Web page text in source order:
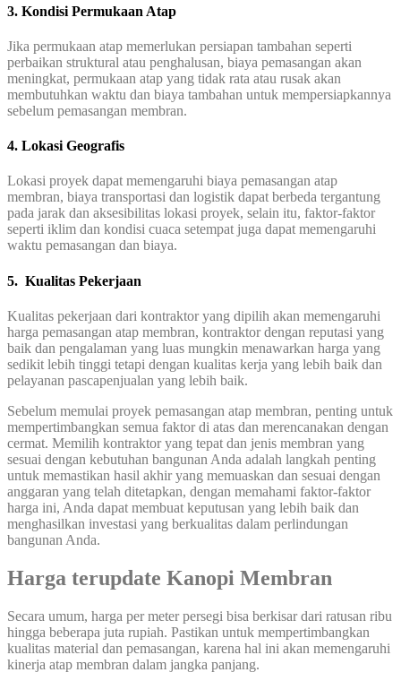
3. Kondisi Permukaan Atap
Jika permukaan atap memerlukan persiapan tambahan seperti
perbaikan struktural atau penghalusan, biaya pemasangan akan
meningkat, permukaan atap yang tidak rata atau rusak akan
membutuhkan waktu dan biaya tambahan untuk mempersiapkannya
sebelum pemasangan membran.
4. Lokasi Geografis
Lokasi proyek dapat memengaruhi biaya pemasangan atap
membran, biaya transportasi dan logistik dapat berbeda tergantung
pada jarak dan aksesibilitas lokasi proyek, selain itu, faktor-faktor
seperti iklim dan kondisi cuaca setempat juga dapat memengaruhi
waktu pemasangan dan biaya.
5. Kualitas Pekerjaan
Kualitas pekerjaan dari kontraktor yang dipilih akan memengaruhi
harga pemasangan atap membran, kontraktor dengan reputasi yang
baik dan pengalaman yang luas mungkin menawarkan harga yang
sedikit lebih tinggi tetapi dengan kualitas kerja yang lebih baik dan
pelayanan pascapenjualan yang lebih baik.
Sebelum memulai proyek pemasangan atap membran, penting untuk
mempertimbangkan semua faktor di atas dan merencanakan dengan
cermat. Memilih kontraktor yang tepat dan jenis membran yang
sesuai dengan kebutuhan bangunan Anda adalah langkah penting
untuk memastikan hasil akhir yang memuaskan dan sesuai dengan
anggaran yang telah ditetapkan, dengan memahami faktor-faktor
harga ini, Anda dapat membuat keputusan yang lebih baik dan
menghasilkan investasi yang berkualitas dalam perlindungan
bangunan Anda.
Harga terupdate Kanopi Membran
Secara umum, harga per meter persegi bisa berkisar dari ratusan ribu
hingga beberapa juta rupiah. Pastikan untuk mempertimbangkan
kualitas material dan pemasangan, karena hal ini akan memengaruhi
kinerja atap membran dalam jangka panjang.